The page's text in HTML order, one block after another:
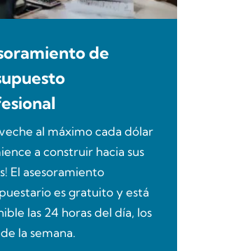
de
al máximo cada dólar
a construir hacia sus
El asesoramiento
es gratuito y está
las 24 horas del día, los
la semana.